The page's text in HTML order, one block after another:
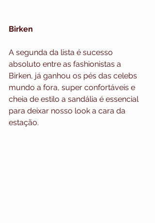
Birken
A segunda da lista é sucesso
absoluto entre as fashionistas a
Birken, já ganhou os pés das celebs
mundo a fora, super confortáveis e
cheia de estilo a sandália é essencial
para deixar nosso look a cara da
estação.